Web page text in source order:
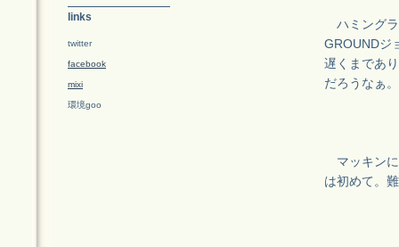
ハミングラ
GROUNDジ
遅くまであ
だろうなぁ。
マッキンに
は初めて。
links
twitter
facebook
mixi
環境goo